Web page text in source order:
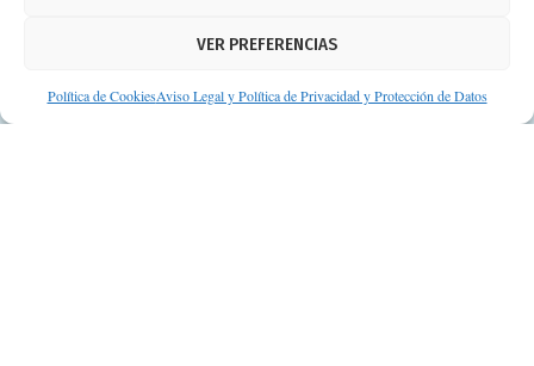
VER PREFERENCIAS
Política de CookiesAviso Legal y Política de Privacidad y Protección de Datos